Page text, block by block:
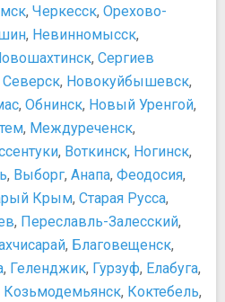
исторический театр-макет
музей
искусства
музей
имени А. С. Попова
кабаре
движение!
парка г. Пушкин
парка г. Пушкин
зоопарка
, Черкесск, Орехово-
, Невинномысск,
, Сергиев
Северск, Новокуйбышевск,
, Обнинск, Новый Уренгой,
, Междуреченск,
, Воткинск, Ногинск,
, Выборг, Анапа, Феодосия,
Крым, Старая Русса,
, Переславль-Залесский,
, Благовещенск,
, Геленджик, Гурзуф, Елабуга,
Козьмодемьянск, Коктебель,